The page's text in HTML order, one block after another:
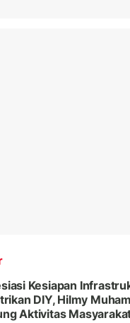
Kesiapan
DIY, Hilmy
Aktivitas